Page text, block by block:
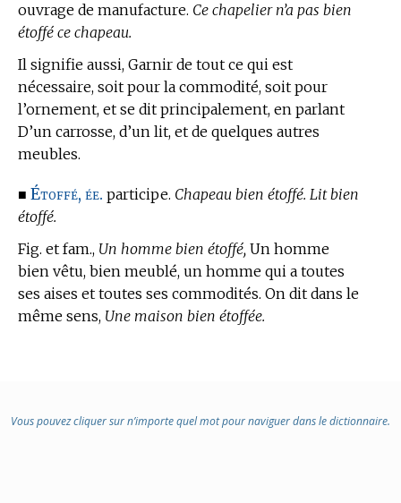
ouvrage de manufacture. Ce chapelier n’a pas bien
étoffé ce chapeau.
Il signifie aussi, Garnir de tout ce qui est
nécessaire, soit pour la commodité, soit pour
l’ornement, et se dit principalement, en parlant
D’un carrosse, d’un lit, et de quelques autres
meubles.
■ Étoffé, ée. participe. Chapeau bien étoffé. Lit bien
étoffé.
Fig. et fam., Un homme bien étoffé, Un homme
bien vêtu, bien meublé, un homme qui a toutes
ses aises et toutes ses commodités. On dit dans le
même sens, Une maison bien étoffée.
Vous pouvez cliquer sur n’importe quel mot pour naviguer dans le dictionnaire.